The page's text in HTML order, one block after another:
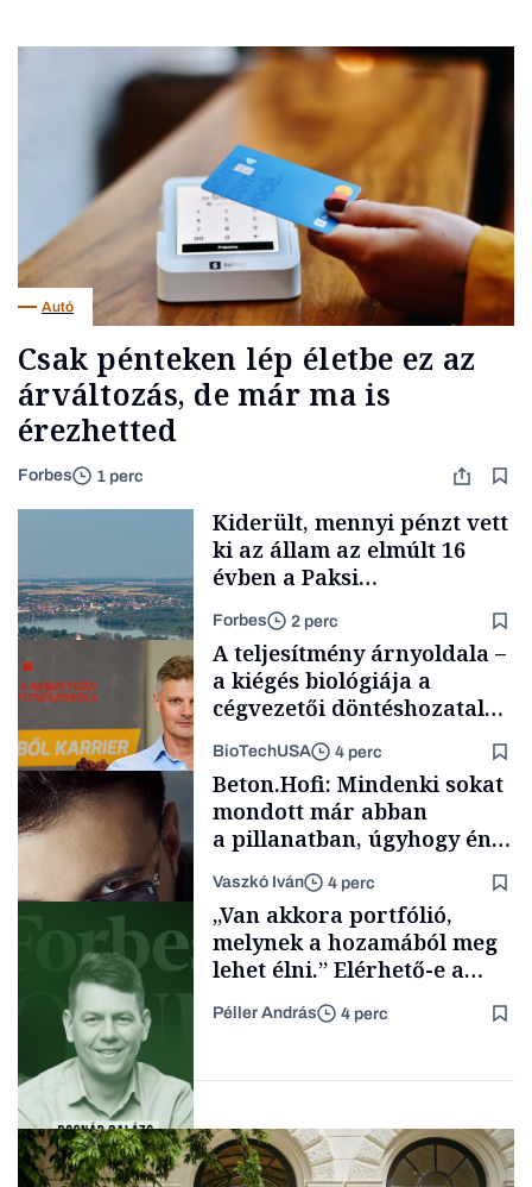
Autó
Csak pénteken lép életbe ez az
árváltozás, de már ma is
érezhetted
Forbes 1 perc
Energia
Kiderült, mennyi pénzt vett
ki az állam az elmúlt 16
évben a Paksi
Atomerőműből
Forbes 2 perc
Content Lab HUB
A teljesítmény árnyoldala –
a kiégés biológiája a
cégvezetői döntéshozatal
BioTechUSA 4 perc
Forbes-sztori
Beton.Hofi: Mindenki sokat
mondott már abban
a pillanatban, úgyhogy én
a legsarkosabb
gondolataimat akartam
kimondani
Vaszkó Iván 4 perc
Podcast
„Van akkora portfólió,
melynek a hozamából meg
lehet élni.” Elérhető-e a
passzív jövedelem és az
anyagi függetlenség?
Péller András 4 perc